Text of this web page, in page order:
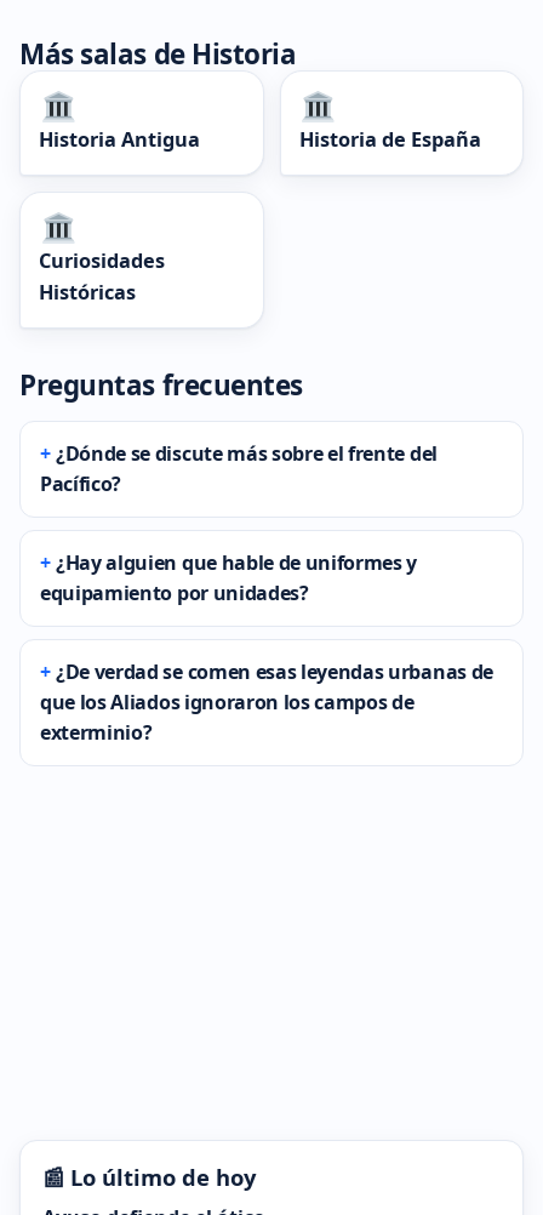
Más salas de Historia
Historia Antigua Historia de España
Curiosidades
Históricas
Preguntas frecuentes
¿Dónde se discute más sobre el frente del
Pacífico?
¿Hay alguien que hable de uniformes y
equipamiento por unidades?
¿De verdad se comen esas leyendas urbanas de
que los Aliados ignoraron los campos de
exterminio?
📰 Lo último de hoy